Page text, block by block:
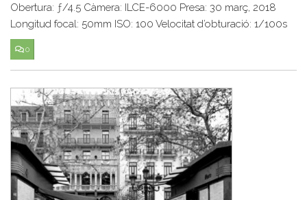
Obertura: ƒ/4.5 Càmera: ILCE-6000 Presa: 30 març, 2018
Longitud focal: 50mm ISO: 100 Velocitat d’obturació: 1/100s
0